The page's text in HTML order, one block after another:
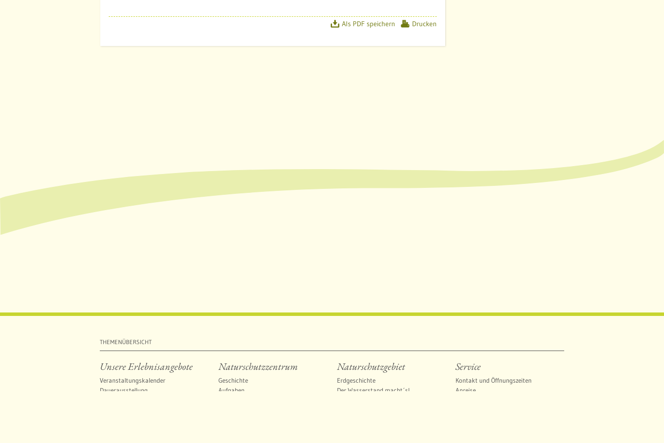
Drucken
Als PDF speichern
THEMENÜBERSICHT
Unsere Erlebnisangebote
Veranstaltungskalender
Dauerausstellung
Naturschutzzentrum
Geschichte
Aufgaben
Naturschutzgebiet
Erdgeschichte
Der Wasserstand macht´s!
Service
Kontakt und Öffnungszeiten
Anreise